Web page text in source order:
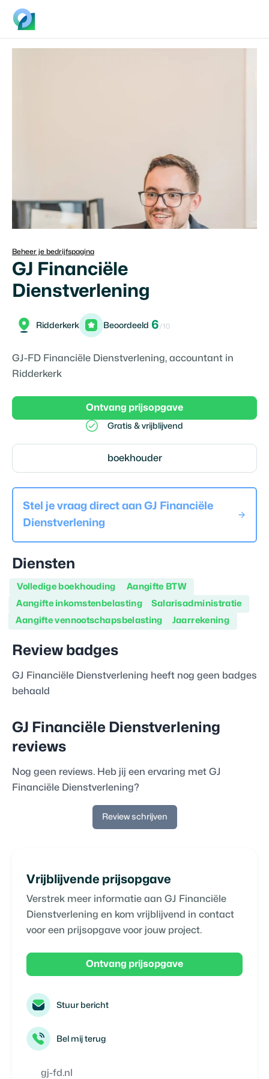
Beheer je bedrijfspagina
GJ Financiële
Dienstverlening
Ridderkerk Beoordeeld 6/10
GJ-FD Financiële Dienstverlening, accountant in
Ridderkerk
Ontvang prijsopgave
Gratis & vrijblijvend
boekhouder
Stel je vraag direct aan GJ Financiële
Dienstverlening
Diensten
Volledige boekhouding Aangifte BTW
Aangifte inkomstenbelasting Salarisadministratie
Aangifte vennootschapsbelasting Jaarrekening
Review badges
GJ Financiële Dienstverlening heeft nog geen badges
behaald
GJ Financiële Dienstverlening
reviews
Nog geen reviews. Heb jij een ervaring met GJ
Financiële Dienstverlening?
Review schrijven
Vrijblijvende prijsopgave
Verstrek meer informatie aan GJ Financiële
Dienstverlening en kom vrijblijvend in contact
voor een prijsopgave voor jouw project.
Ontvang prijsopgave
Stuur bericht
Bel mij terug
gj-fd.nl